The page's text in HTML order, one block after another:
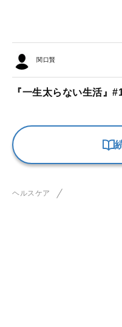
関口賢
『一生太らない生活』
ヘルスケア